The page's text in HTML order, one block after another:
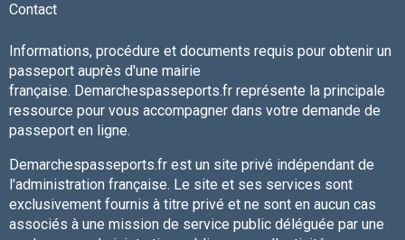
Contact
Informations, procédure et documents requis pour obtenir un
passeport auprès d'une mairie
française. Demarchespasseports.fr représente la principale
ressource pour vous accompagner dans votre demande de
passeport en ligne.
Demarchespasseports.fr est un site privé indépendant de
l'administration française. Le site et ses services sont
exclusivement fournis à titre privé et ne sont en aucun cas
associés à une mission de service public déléguée par une